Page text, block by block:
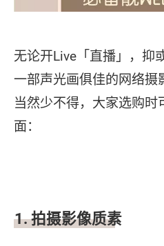
无论开Live「直播」，抑
一部声光画俱佳的网络摄
当然少不得，大家选购时
面：
1.拍摄影像质素